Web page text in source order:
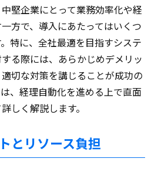
堅企業にとって業務効率化や経
方で、導入にあたってはいくつ
特に、全社最適を目指すシステ
る際には、あらかじめデメリッ
切な対策を講じることが成功の
、経理自動化を進める上で直面
しく解説します。
とリソース負担